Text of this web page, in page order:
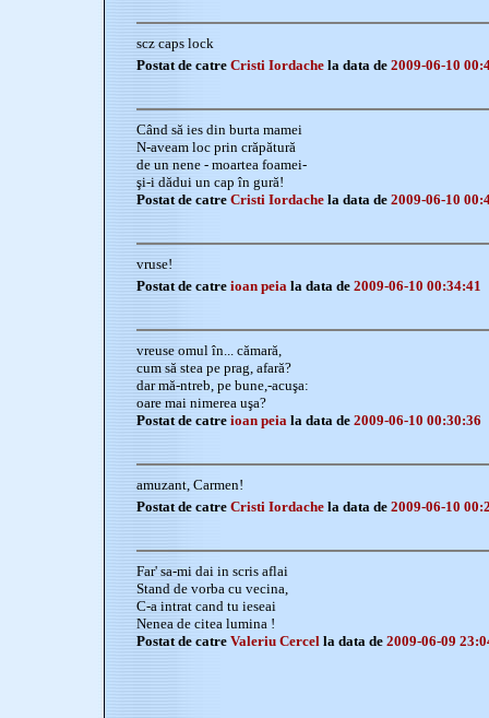
scz caps lock
Postat de catre Cristi Iordache la data de 2009-06-10
Când să ies din burta mamei
N-aveam loc prin crăpătură
de un nene - moartea foamei-
şi-i dădui un cap în gură!
Postat de catre Cristi Iordache la data de 2009-06-10
vruse!
Postat de catre ioan peia la data de 2009-06-10 00:34:41
vreuse omul în... cămară,
cum să stea pe prag, afară?
dar mă-ntreb, pe bune,-acuşa:
oare mai nimerea uşa?
Postat de catre ioan peia la data de 2009-06-10 00:30:36
amuzant, Carmen!
Postat de catre Cristi Iordache la data de 2009-06-10
Far' sa-mi dai in scris aflai
Stand de vorba cu vecina,
C-a intrat cand tu ieseai
Nenea de citea lumina !
Postat de catre Valeriu Cercel la data de 2009-06-09